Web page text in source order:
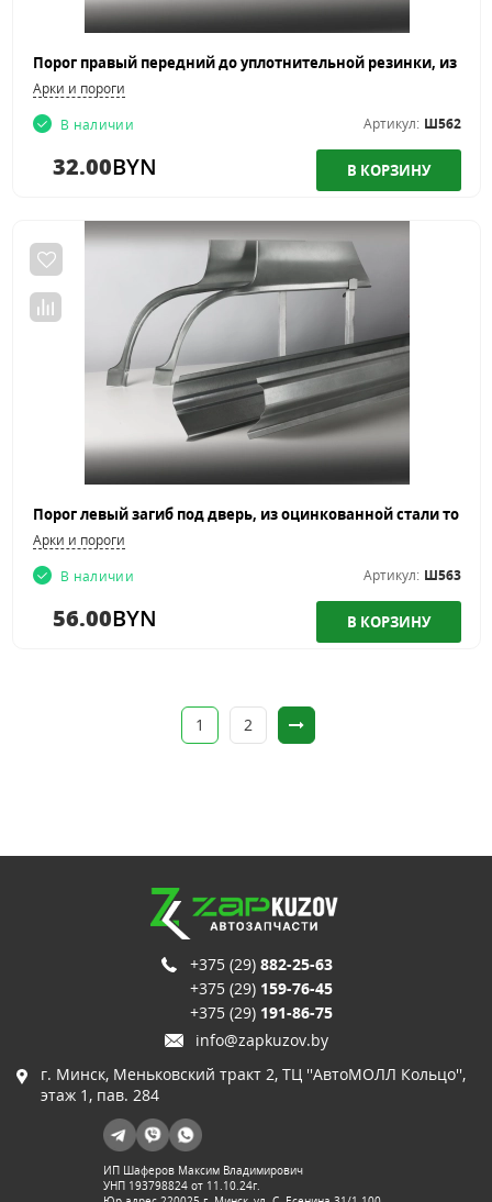
Арки и пороги
В наличии
Артикул: Ш562
32.00BYN
Арки и пороги
В наличии
Артикул: Ш563
56.00BYN
1 2
+375 (29) 882-25-63
+375 (29) 159-76-45
+375 (29) 191-86-75
info@zapkuzov.by
г. Минск, Меньковский тракт 2, ТЦ ''АвтоМОЛЛ Кольцо'',
этаж 1, пав. 284
ИП Шаферов Максим Владимирович
УНП 193798824 от 11.10.24г.